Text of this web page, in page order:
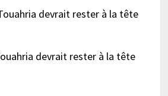
devrait rester à la tête
devrait rester à la tête